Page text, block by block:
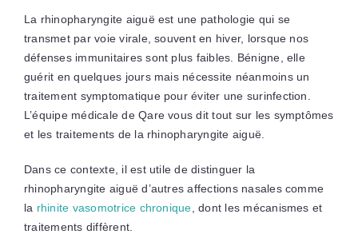
La rhinopharyngite aiguë est une pathologie qui se
transmet par voie virale, souvent en hiver, lorsque nos
défenses immunitaires sont plus faibles. Bénigne, elle
guérit en quelques jours mais nécessite néanmoins un
traitement symptomatique pour éviter une surinfection.
L’équipe médicale de Qare vous dit tout sur les symptômes
et les traitements de la rhinopharyngite aiguë.
Dans ce contexte, il est utile de distinguer la
rhinopharyngite aiguë d’autres affections nasales comme
la rhinite vasomotrice chronique , dont les mécanismes et
traitements diffèrent.